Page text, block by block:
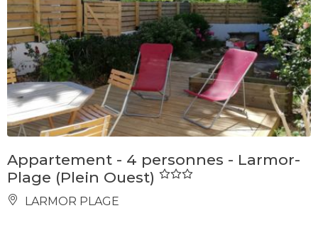
Appartement - 4 personnes - Larmor-
Plage (Plein Ouest)
LARMOR PLAGE